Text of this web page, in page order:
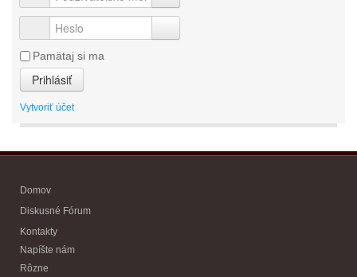
Pamätaj si ma
Prihlásiť
Vytvoriť účet
Domov
Diskusné Fórum
Kontakty
Napíšte nám
Rôzne